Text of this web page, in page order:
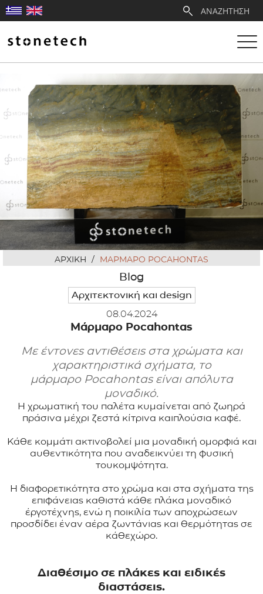
Η ΕΤΑΙΡΕΙΑ
ΥΠΗΡΕΣΙΕΣ
ΛΑΤΟΜΕΙΑ
ΑΝΤΙΠΡΟΣΩΠΕΙΕΣ
ΠΡΟΪΟΝΤΑ
ΕΡΓΑ
BLOG
ΕΠΙΚΟΙΝΩΝΙΑ
ΑΡΧΙΚΗ / ΜΑΡΜΑΡΟ POCAHONTAS
Blog
Αρχιτεκτονική και design
08.04.2024
Μάρμαρο Pocahontas
Με έντονες αντιθέσεις στα χρώματα και
χαρακτηριστικά σχήματα, το
μάρμαρο Pocahontas είναι απόλυτα
μοναδικό.
Η χρωματική του παλέτα κυμαίνεται από ζωηρά
πράσινα μέχρι ζεστά κίτρινα καιπλούσια καφέ.
Κάθε κομμάτι ακτινοβολεί μια μοναδική ομορφιά και
αυθεντικότητα που αναδεικνύει τη φυσική
τουκομψότητα.
Η διαφορετικότητα στο χρώμα και στα σχήματα της
επιφάνειας καθιστά κάθε πλάκα μοναδικό
έργοτέχνης, ενώ η ποικιλία των αποχρώσεων
προσδίδει έναν αέρα ζωντάνιας και θερμότητας σε
κάθεχώρο.
Διαθέσιμο σε πλάκες και ειδικές
διαστάσεις.